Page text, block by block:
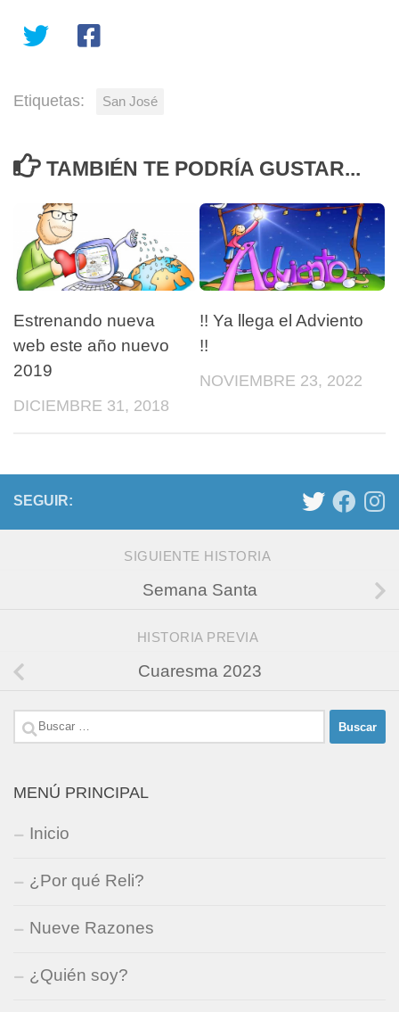
Etiquetas: San José
TAMBIÉN TE PODRÍA GUSTAR...
Estrenando nueva
web este año nuevo
2019
DICIEMBRE 31, 2018
!! Ya llega el Adviento
!!
NOVIEMBRE 23, 2022
SEGUIR:
SIGUIENTE HISTORIA
Semana Santa
HISTORIA PREVIA
Cuaresma 2023
Buscar:
MENÚ PRINCIPAL
Inicio
¿Por qué Reli?
Nueve Razones
¿Quién soy?